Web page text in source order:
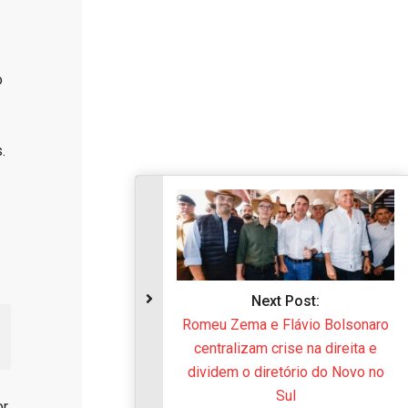
Next Post:
Romeu Zema e Flávio
centralizam crise na direita
dividem o diretório do Novo